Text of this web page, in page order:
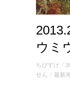
ウミ
ちびすけ /
せん / 最新